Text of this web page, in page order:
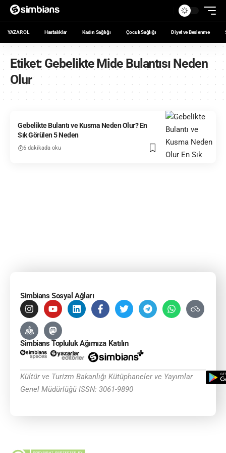
YAZAR OL Hastalıklar Kadın Sağlığı Çocuk Sağlığı Diyet ve Beslenme
Etiket: Gebelikte Mide Bulantısı Neden
Olur
Gebelikte Bulantı ve Kusma Neden Olur? En
Sık Görülen 5 Neden
6 dakikada oku
Simbians Sosyal Ağları
Simbians Topluluk Ağımıza Katılın
Kültür ve Turizm Bakanlığı Kütüphaneler ve Yayımlar
Genel Müdürlüğü ISSN: 3061-9890